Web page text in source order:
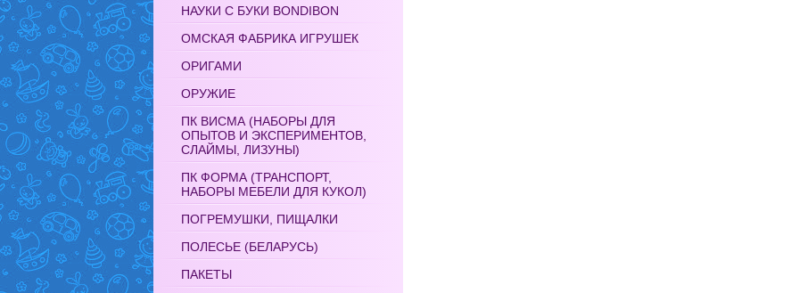
НАУКИ С БУКИ BONDIBON
ОМСКАЯ ФАБРИКА ИГРУШЕК
ОРИГАМИ
ОРУЖИЕ
ПК ВИСМА (НАБОРЫ ДЛЯ
ОПЫТОВ И ЭКСПЕРИМЕНТОВ,
СЛАЙМЫ, ЛИЗУНЫ)
ПК ФОРМА (ТРАНСПОРТ,
НАБОРЫ МЕБЕЛИ ДЛЯ КУКОЛ)
ПОГРЕМУШКИ, ПИЩАЛКИ
ПОЛЕСЬЕ (БЕЛАРУСЬ)
ПАКЕТЫ